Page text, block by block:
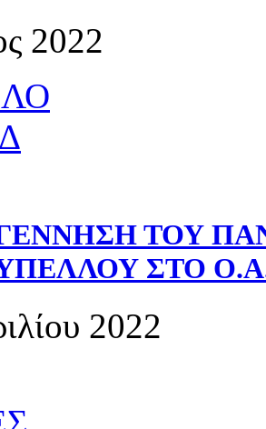
2022
ΤΟΥ
ΣΤΟ
2022